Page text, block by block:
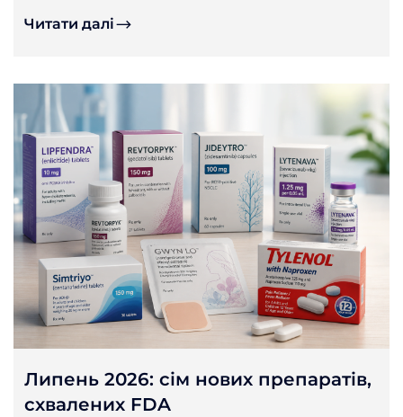
Читати далі
Липень 2026: сім нових препаратів,
схвалених FDA